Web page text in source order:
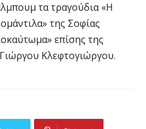
τα τραγούδια «Η
της Σοφίας
επίσης της
Κλεφτογιώργου.